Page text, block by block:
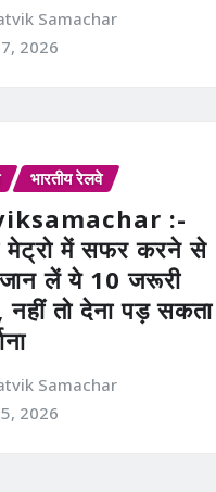
Samachar
2026
भारतीय रेलवे
:-
मेट्रो में सफर करने से
लें ये 10 जरूरी
नहीं तो देना पड़ सकता
Samachar
2026